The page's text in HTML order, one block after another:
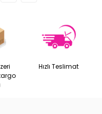
Hızlı Teslimat